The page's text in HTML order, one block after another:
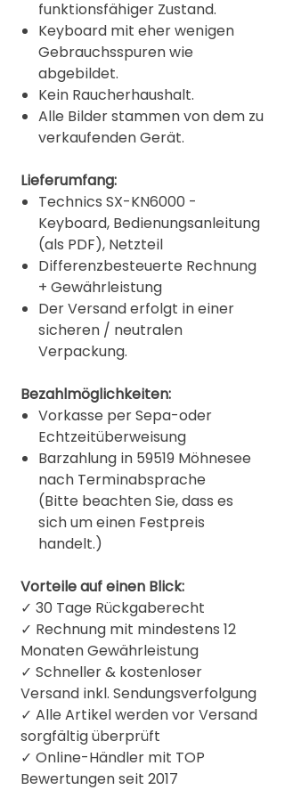
funktionsfähiger Zustand.
Keyboard mit eher wenigen
Gebrauchsspuren wie
abgebildet.
Kein Raucherhaushalt.
Alle Bilder stammen von dem zu
verkaufenden Gerät.
Lieferumfang:
Technics SX-KN6000 -
Keyboard, Bedienungsanleitung
(als PDF), Netzteil
Differenzbesteuerte Rechnung
+ Gewährleistung
Der Versand erfolgt in einer
sicheren / neutralen
Verpackung.
Bezahlmöglichkeiten:
Vorkasse per Sepa-oder
Echtzeitüberweisung
Barzahlung in 59519 Möhnesee
nach Terminabsprache
(Bitte beachten Sie, dass es
sich um einen Festpreis
handelt.)
Vorteile auf einen Blick:
✓ 30 Tage Rückgaberecht
✓ Rechnung mit mindestens 12
Monaten Gewährleistung
✓ Schneller & kostenloser
Versand inkl. Sendungsverfolgung
✓ Alle Artikel werden vor Versand
sorgfältig überprüft
✓ Online-Händler mit TOP
Bewertungen seit 2017